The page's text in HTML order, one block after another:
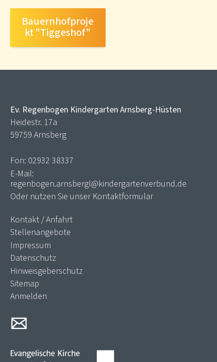
Bauernhofproje
kt "Tiggeshof"
Ev. Regenbogen Kindergarten Arnsberg-Hüsten
Heidestr. 17a
59759 Arnsberg
Fon: 02932 38337
E-Mail:
regenbogen.arnsbergl@kindergartenverbund.de
Oder nutzen Sie unser Kontaktformular
Kontakt / Anfahrt
Stellenangebote
Impressum
Datenschutz
Hinweisgeberschutz
Sitemap
Anmelden